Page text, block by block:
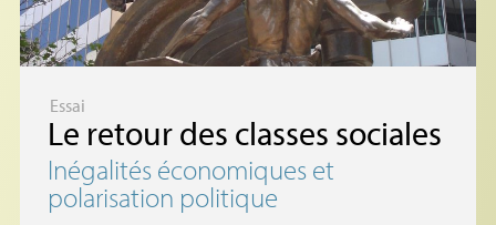
Essai
Le retour des classes sociales
Inégalités économiques et
polarisation politique